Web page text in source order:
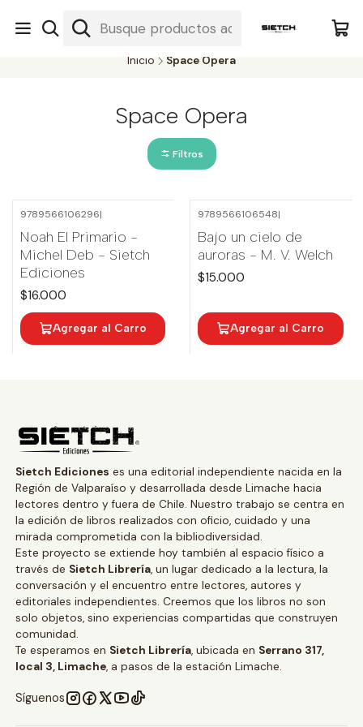
Nuestra librería - Serrano 317 local 3 - Limache.
#SomospartedelSietch
Inicio Space Opera
Space Opera
Filtros
9789566106296|
Noah El Primario -
Michel Deb - Sietch
Ediciones
$16.000
Agregar al Carro
9789566106548|
Bajo un cielo de
auroras - M. V. Welch
$15.000
Agregar al Carro
Sietch Ediciones es una editorial independiente nacida en la
Región de Valparaíso y desarrollada desde Limache hacia
lectores dentro y fuera de Chile. Nuestro trabajo se centra en
la edición de libros realizados con oficio, cuidado y una
mirada comprometida con la bibliodiversidad.
Este proyecto se extiende hoy también al espacio físico a
través de Sietch Librería, un lugar dedicado a la lectura, la
conversación y el encuentro entre lectores, autores y
editoriales independientes. Creemos que los libros no son
solo objetos, sino experiencias compartidas que construyen
comunidad.
Te esperamos en Sietch Librería, ubicada en Serrano 317,
local 3, Limache, a pasos de la estación Limache.
Síguenos